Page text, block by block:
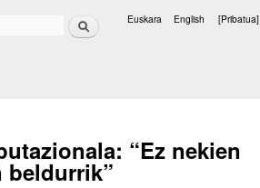
Bilatu Euskara English [Pribatua]
“Ez nekien
beldurrik”